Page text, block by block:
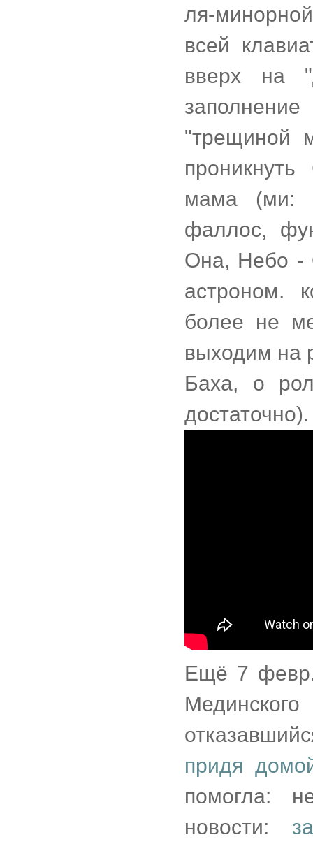
ля-
всей
вверх на
"трещиной
мама (ми:
фаллос,
Она, Небо -
астроном.
более не
выходим на
Баха, о
достаточно).
Ещё 7
придя
помогла:
новости: